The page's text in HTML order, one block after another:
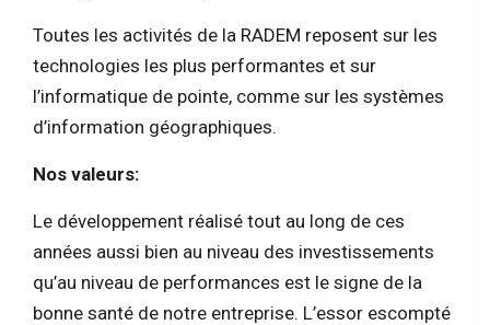
Toutes les activités de la RADEM reposent sur les
technologies les plus performantes et sur
l’informatique de pointe, comme sur les systèmes
d’information géographiques.
Nos valeurs:
Le développement réalisé tout au long de ces
années aussi bien au niveau des investissements
qu’au niveau de performances est le signe de la
bonne santé de notre entreprise. L’essor escompté